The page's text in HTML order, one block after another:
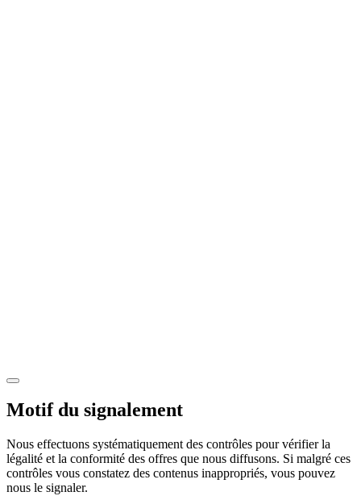
Motif du signalement
Nous effectuons systématiquement des contrôles pour vérifier la
légalité et la conformité des offres que nous diffusons. Si malgré ces
contrôles vous constatez des contenus inappropriés, vous pouvez
nous le signaler.